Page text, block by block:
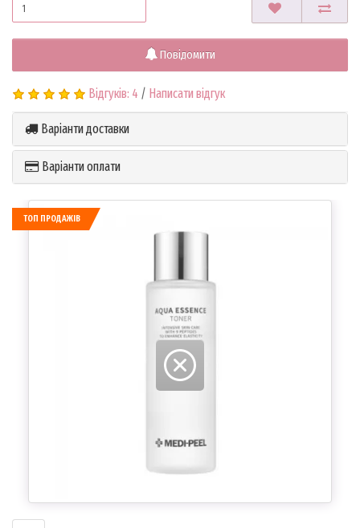
Повідомити
Відгуків: 4 / Написати відгук
Варіанти доставки
Варіанти оплати
ТОП ПРОДАЖІВ